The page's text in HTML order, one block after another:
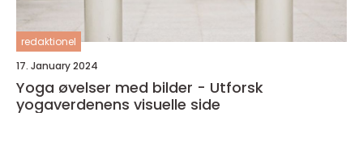
redaktionel
17. January 2024
Yoga øvelser med bilder - Utforsk
yogaverdenens visuelle side